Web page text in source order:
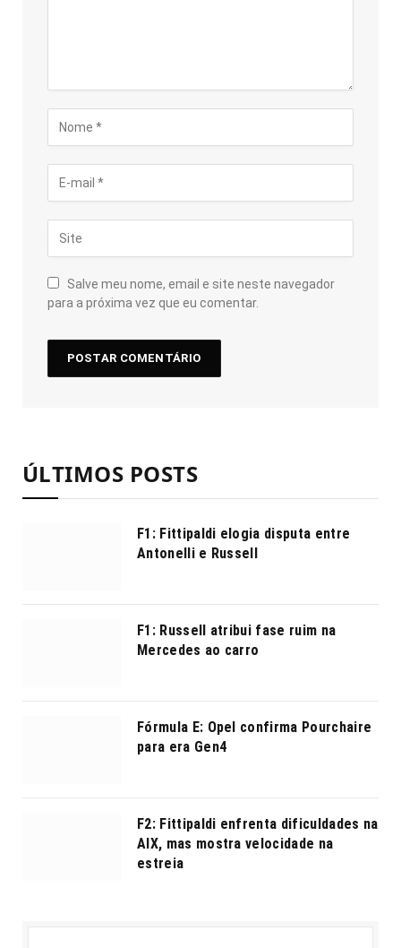
Salve meu nome, email e site neste navegador
para a próxima vez que eu comentar.
ÚLTIMOS POSTS
F1: Fittipaldi elogia disputa entre
Antonelli e Russell
F1: Russell atribui fase ruim na
Mercedes ao carro
Fórmula E: Opel confirma Pourchaire
para era Gen4
F2: Fittipaldi enfrenta dificuldades na
AIX, mas mostra velocidade na
estreia